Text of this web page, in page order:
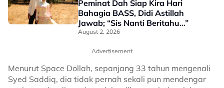
Peminat Dah Siap Kira Hari
Bahagia BASS, Didi Astillah
Jawab; “Sis Nanti Beritahu…”
August 2, 2026
Advertisement
Menurut Space Dollah, sepanjang 33 tahun mengenali
Syed Saddiq, dia tidak pernah sekali pun mendengar